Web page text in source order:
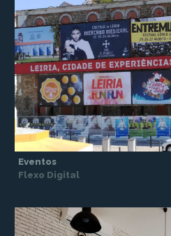
Eventos
Flexo Digital